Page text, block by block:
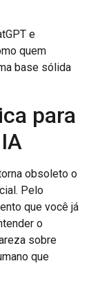
e
quem
base sólida
para
obsoleto o
Pelo
que você já
o
sobre
que